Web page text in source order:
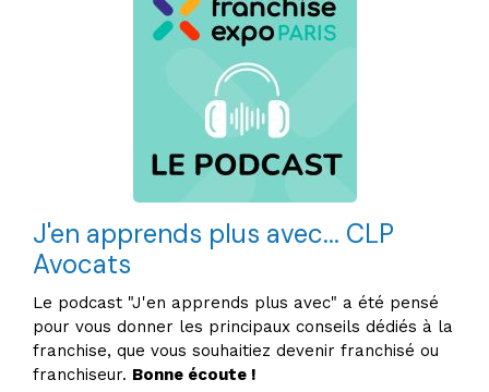
J'en apprends plus avec... CLP
Avocats
Le podcast "J'en apprends plus avec" a été pensé
pour vous donner les principaux conseils dédiés à la
franchise, que vous souhaitiez devenir franchisé ou
franchiseur. Bonne écoute !